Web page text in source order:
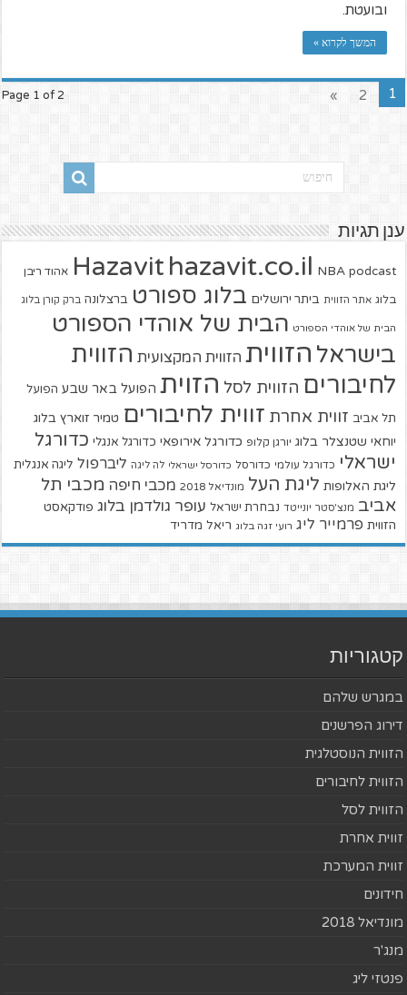
ובועטת.
המשך לקרוא »
Page 1 of 2 1
2
»
ענן תגיות
Hazavit hazavit.co.il NBA podcast אהוד ריבן
בלוג אתר הזווית ביתר ירושלים בלוג ספורט ברצלונה ברק קורן בלוג
הבית של אוהדי הספורט הבית של אוהדי הספורט
בישראל הזווית הזווית המקצועית הזווית
לחיבורים הזווית לסל הזוית הפועל באר שבע הפועל
תל אביב זווית אחרת זווית לחיבורים טמיר זוארץ בלוג
יוחאי שטנצלר בלוג יורגן קלופ כדורגל אירופאי כדורגל אנגלי כדורגל
ישראלי כדורגל עולמי כדורסל כדורסל ישראלי לה ליגה ליברפול ליגה אנגלית
ליגת האלופות ליגת העל מונדיאל 2018 מכבי חיפה מכבי תל
אביב מנצ'סטר יונייטד נבחרת ישראל עופר גולדמן בלוג פודקאסט
הזווית פרמייר ליג רועי זגה בלוג ריאל מדריד
קטגוריות
במגרש שלהם
דירוג הפרשנים
הזווית הנוסטלגית
הזווית לחיבורים
הזווית לסל
זווית אחרת
זווית המערכת
חידונים
מונדיאל 2018
מנג'ר
פנטזי ליג